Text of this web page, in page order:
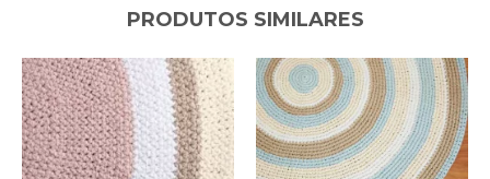
PRODUTOS SIMILARES